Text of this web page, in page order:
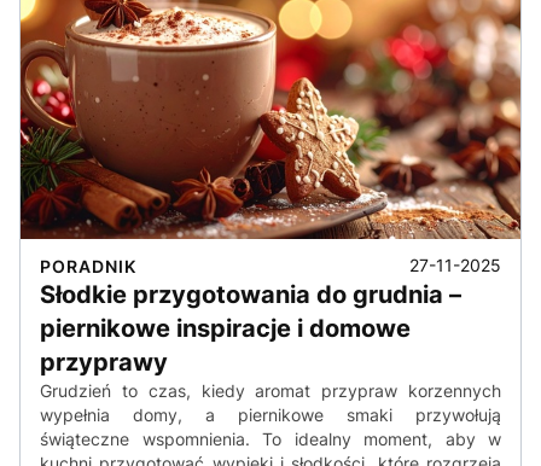
PORADNIK 27-11-2025
Słodkie przygotowania do grudnia –
piernikowe inspiracje i domowe
przyprawy
Grudzień to czas, kiedy aromat przypraw korzennych
wypełnia domy, a piernikowe smaki przywołują
świąteczne wspomnienia. To idealny moment, aby w